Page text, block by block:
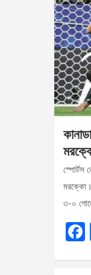
স্পোর্টস
মরক্কো।
৩-০